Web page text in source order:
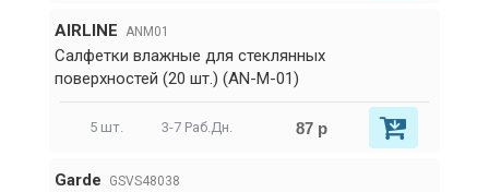
AIRLINE ANM01
Салфетки влажные для стеклянных
поверхностей (20 шт.) (AN-M-01)
5 шт. 3-7 Раб.Дн. 87 р
Garde GSVS48038